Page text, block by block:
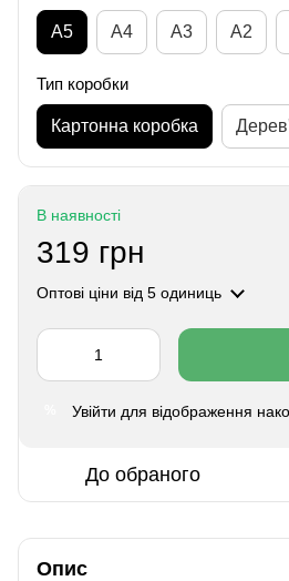
А5 А4 A3 A2
Тип коробки
Картонна коробка
В наявності
319 грн
Оптові ціни від 5 одиниць
Увійти для відображення
До обраного
Опис